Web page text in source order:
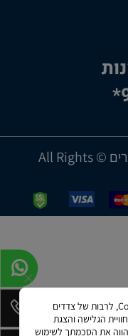
דש מדיקס מוצרי ספיגה למבוגרים © All Rights
לידיעתך, באתרנו נעשה שימוש בקבצי Cookies, לרבות של צדדים
הגלישה והצגת
את הסכמתך לשימוש